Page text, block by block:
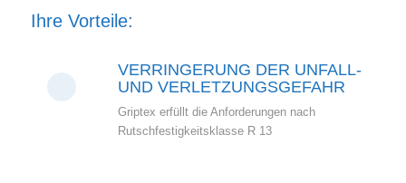
Ihre Vorteile:
VERRINGERUNG DER UNFALL-
UND VERLETZUNGSGEFAHR
Griptex erfüllt die Anforderungen nach
Rutschfestigkeitsklasse R 13